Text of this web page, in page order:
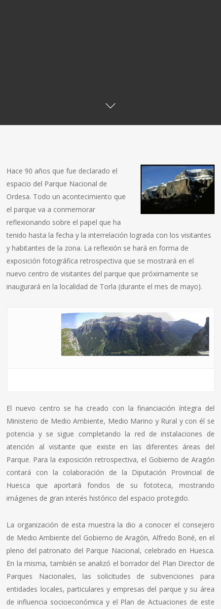
Hace 90 años que fue declarado el
espacio del Parque Nacional de
Ordesa. Todo un acontecimiento que
el parque va a conmemorar
reflexionando sobre el papel que ha
tenido hasta la fecha y la interrelación lograda con los visitantes
y habitantes de la zona. La reflexión se hará en forma de
exposición fotográfica retrospectiva que se mostrará en el
nuevo centro de visitantes del parque que próximamente se
inaugurará en la localidad de Torla (durante el mes de mayo).
El nuevo centro se ha creado con la financiación íntegra del
Ministerio de Medio Ambiente, Medio Marino y Rural y con él se
potencia y se sigue completando la red de instalaciones de
atención al visitante que existe en las diferentes áreas del
Parque. Para la exposición retrospectiva, el Gobierno de Aragón
contará con la colaboración de la Diputación Provincial de
Huesca que aportará fondos de su fototeca, mostrando
imágenes de gran interés histórico del espacio protegido.
La organización de esta muestra la dio a conocer el consejero
de Medio Ambiente del Gobierno de Aragón, Alfredo Boné, en el
pleno del patronato del Parque Nacional, celebrado en Huesca.
En la misma, también se analizó el borrador del Plan Director de
Parques Nacionales, las solicitudes de subvenciones para
entidades locales, particulares y empresas del parque y su área
de influencia socioeconómica y el Plan de Actuaciones de este